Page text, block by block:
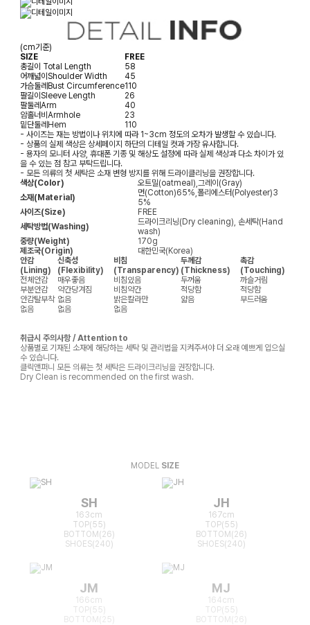
(cm기준)
SIZE
FREE
총길이 Total Length
58
어깨넓이Shoulder Width
45
가슴둘레Bust Circumference110
팔길이Sleeve Length
26
팔둘레Arm
40
암홀너비Armhole
23
밑단둘레Hem
110
- 사이즈는 재는 방법이나 위치에 따라 1~3cm 정도의 오차가 발생할 수 있습니다.
- 상품의 실제 색상은 상세페이지 하단의 디테일 컷과 가장 유사합니다.
- 용자의 모니터 사양, 휴대폰 기종 및 해상도 설정에 따라 실제 색상과 다소 차이가 있
을 수 있는 점 참고 부탁드립니다.
- 모든 의류의 첫 세탁은 소재 변형 방지를 위해 드라이클리닝을 권장합니다.
색상(Color)
오트밀(oatmeal),그레이(Gray)
소재(Material)
면(Cotton)65%,폴리에스터(Polyester)3
5%
사이즈(Size)
FREE
세탁방법(Washing)
드라이크리닝(Dry cleaning), 손세탁(Hand
wash)
중량(Weight)
170g
제조국(Origin)
대한민국(Korea)
안감
(Lining)
신축성
(Flexibility)
비침
(Transparency)
두께감
(Thickness)
촉감
(Touching)
전체안감
매우좋음 비침있음 두꺼움
까슬거림
부분안감
약간당겨짐 비침약간 적당함
적당함
안감탈부착 없음 밝은칼라만 얇음
부드러움
없음
없음 없음
취급시 주의사항 / Attention to
상품별로 기재된 소재에 해당하는 세탁 및 관리법을 지켜주셔야 더 오래 예쁘게 입으실
수 있습니다.
클릭앤퍼니 모든 의류는 첫 세탁은 드라이크리닝을 권장합니다.
Dry Clean is recommended on the first wash.
MODEL SIZE
SH
163cm
TOP(55)
BOTTOM(26)
SHOES(240)
JH
167cm
TOP(55)
BOTTOM(26)
SHOES(240)
JM
166cm
TOP(55)
BOTTOM(25)
MJ
164cm
TOP(55)
BOTTOM(26)